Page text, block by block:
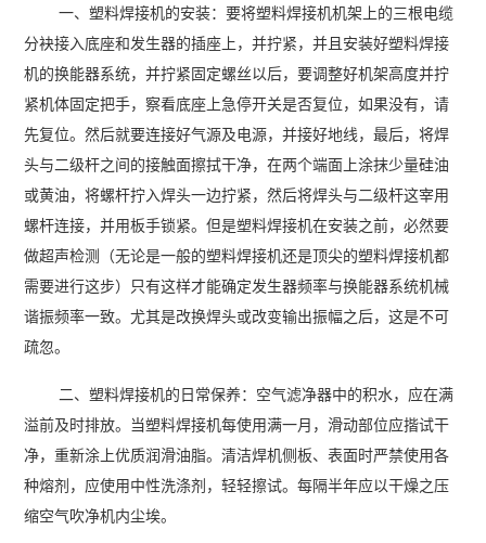
一、塑料焊接机的安装：要将塑料焊接机机架上的三根电缆
分袂接入底座和发生器的插座上，并拧紧，并且安装好塑料焊接
机的换能器系统，并拧紧固定螺丝以后，要调整好机架高度并拧
紧机体固定把手，察看底座上急停开关是否复位，如果没有，请
先复位。然后就要连接好气源及电源，并接好地线，最后，将焊
头与二级杆之间的接触面擦拭干净，在两个端面上涂抹少量硅油
或黄油，将螺杆拧入焊头一边拧紧，然后将焊头与二级杆这宰用
螺杆连接，并用板手锁紧。但是塑料焊接机在安装之前，必然要
做超声检测（无论是一般的塑料焊接机还是顶尖的塑料焊接机都
需要进行这步）只有这样才能确定发生器频率与换能器系统机械
谐振频率一致。尤其是改换焊头或改变输出振幅之后，这是不可
疏忽。
二、塑料焊接机的日常保养：空气滤净器中的积水，应在满
溢前及时排放。当塑料焊接机每使用满一月，滑动部位应揩试干
净，重新涂上优质润滑油脂。清洁焊机侧板、表面时严禁使用各
种熔剂，应使用中性洗涤剂，轻轻擦试。每隔半年应以干燥之压
缩空气吹净机内尘埃。